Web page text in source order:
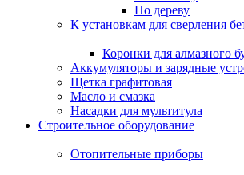
По дереву
К установкам для сверления
Коронки для алмазного
Аккумуляторы и зарядные
Щетка графитовая
Масло и смазка
Насадки для мультитула
Строительное оборудование
Отопительные приборы